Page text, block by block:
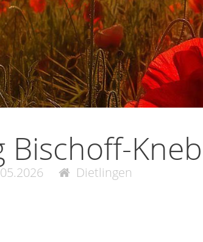
Bischoff-
Dietlingen